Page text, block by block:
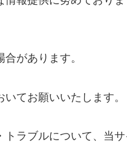
があります。
てお願いいたします。
ラブルについて、当